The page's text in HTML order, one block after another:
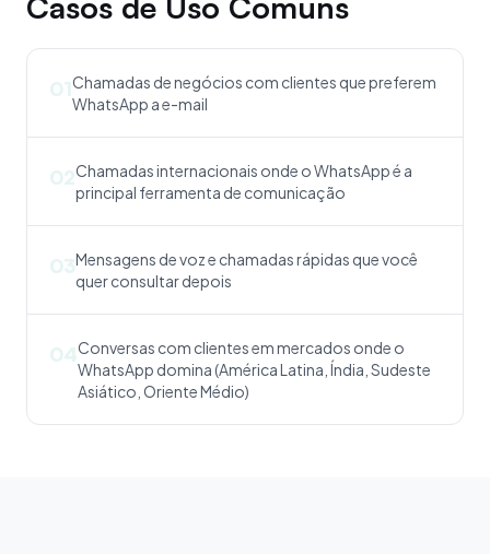
01Chamadas de negócios com clientes que preferem
WhatsApp a e-mail
02Chamadas internacionais onde o WhatsApp é a
principal ferramenta de comunicação
03Mensagens de voz e chamadas rápidas que você
quer consultar depois
04Conversas com clientes em mercados onde o
WhatsApp domina (América Latina, Índia, Sudeste
Asiático, Oriente Médio)